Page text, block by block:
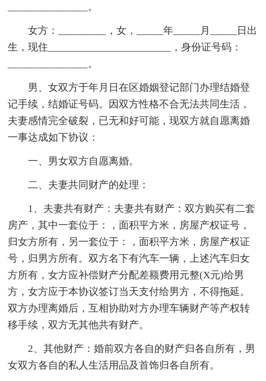
_______________。
女方：_________，女，_____年_____月_____日出
生，现住_______________________，身份证号码：
_______________。
男、女双方于年月日在区婚姻登记部门办理结婚登
记手续，结婚证号码。因双方性格不合无法共同生活，
夫妻感情完全破裂，已无和好可能，现双方就自愿离婚
一事达成如下协议：
一、男女双方自愿离婚。
二、夫妻共同财产的处理：
1、夫妻共有财产：夫妻共有财产：双方购买有二套
房产，其中一套位于：，面积平方米，房屋产权证号，
归女方所有，另一套位于：，面积平方米，房屋产权证
号，归男方所有。双方名下有汽车一辆，上述汽车归女
方所有，女方应补偿财产分配差额费用元整(X元)给男
方，女方应于本协议签订当天支付给男方，不得拖延。
双方办理离婚后，互相协助对方办理车辆财产等产权转
移手续，双方无其他共有财产。
2、其他财产：婚前双方各自的财产归各自所有，男
女双方各自的私人生活用品及首饰归各自所有。